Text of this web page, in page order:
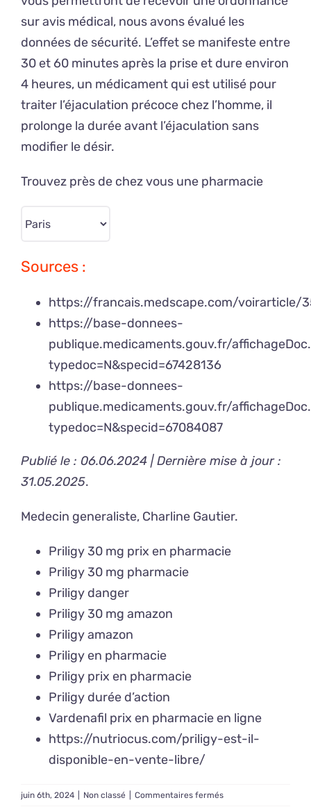
sur avis médical, nous avons évalué les
données de sécurité. L’effet se manifeste entre
30 et 60 minutes après la prise et dure environ
4 heures, un médicament qui est utilisé pour
traiter l’éjaculation précoce chez l’homme, il
prolonge la durée avant l’éjaculation sans
modifier le désir.
Trouvez près de chez vous une pharmacie
Sources :
https://francais.medscape.com/voirarticle/
https://base-donnees-
publique.medicaments.gouv.fr/
typedoc=N&specid=67428136
https://base-donnees-
publique.medicaments.gouv.fr/
typedoc=N&specid=67084087
Publié le : 06.06.2024 | Dernière mise à jour :
31.05.2025.
Medecin generaliste, Charline Gautier.
Priligy 30 mg prix en pharmacie
Priligy 30 mg pharmacie
Priligy danger
Priligy 30 mg amazon
Priligy amazon
Priligy en pharmacie
Priligy prix en pharmacie
Priligy durée d’action
Vardenafil prix en pharmacie en ligne
https://nutriocus.com/priligy-est-il-
disponible-en-vente-libre/
juin 6th, 2024 Non classé Commentaires ferméssur